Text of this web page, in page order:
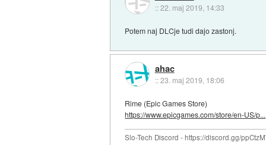
::22. maj 2019, 14:33
Potem naj DLCje tudi dajo zastonj.
ahac
::23. maj 2019, 18:06
Rime (Epic Games Store)
https://www.epicgames.com/store/en-US/p...
Slo-Tech Discord - https://discord.gg/